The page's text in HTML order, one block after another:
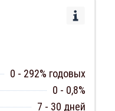
0 - 292% годовых
0 - 0,8%
7 - 30 дней